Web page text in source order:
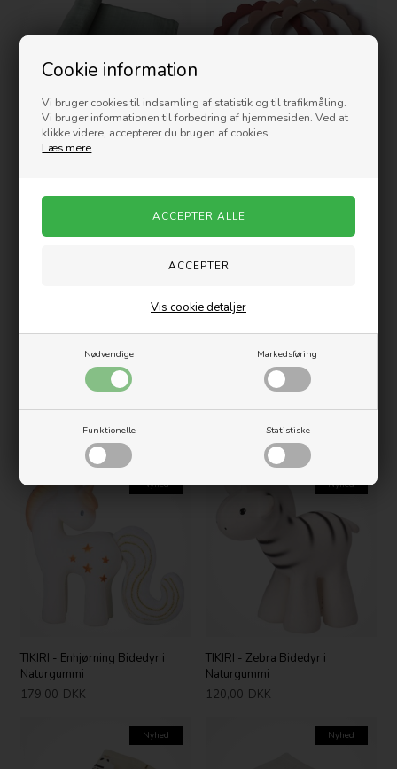
Cookie information
Vi bruger cookies til indsamling af statistik og til trafikmåling.
Vi bruger informationen til forbedring af hjemmesiden. Ved at
klikke videre, accepterer du brugen af cookies.
Læs mere
Nødvendige Markedsføring
Funktionelle Statistiske
Vis cookie detaljer
MUSHIE Babysvøb Swaddle -
MUSHIE Suttesnor - Roman
Nyhed
TIKIRI - Hest Bidedyr i
DKK
Nyhed
TIKIRI - Enhjørning Bidedyr i
Naturgummi
179,00 DKK
Nyhed
TIKIRI - Zebra Bidedyr i
Naturgummi
120,00 DKK
Nyhed Nyhed